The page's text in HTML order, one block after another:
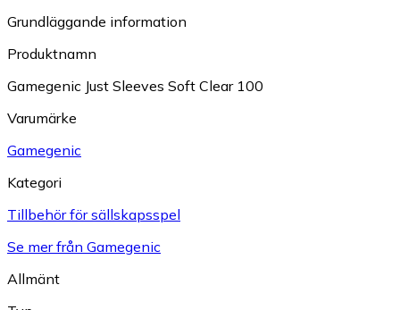
Grundläggande information
Produktnamn
Gamegenic Just Sleeves Soft Clear 100
Varumärke
Gamegenic
Kategori
Tillbehör för sällskapsspel
Se mer från Gamegenic
Allmänt